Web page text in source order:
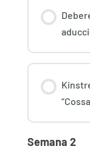
Semana 2